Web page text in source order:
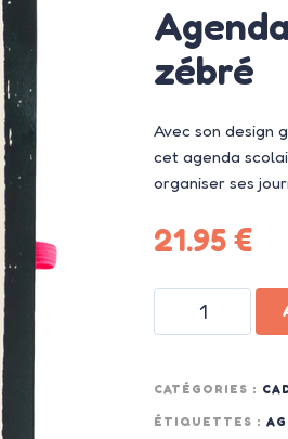
zébré
Avec son design
cet agenda
organiser ses
21.95€
CATÉGORIES :
ÉTIQUETTES :